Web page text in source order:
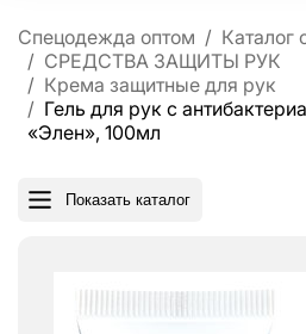
Спецодежда оптом
Каталог
СРЕДСТВА ЗАЩИТЫ РУК
Крема защитные для рук
Гель для рук с
«Элен», 100мл
Показать каталог